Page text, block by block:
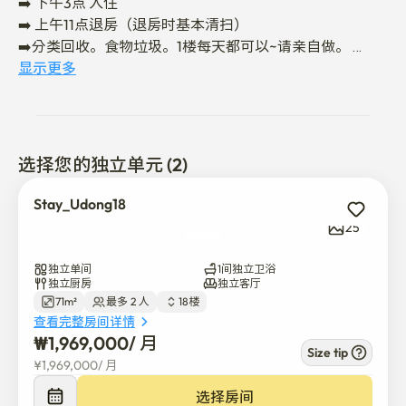
➡️ 上午11点退房（退房时基本清扫）
➡️分类回收。食物垃圾。1楼每天都可以~请亲自做。
✔️电梯所在的26层。1楼cu便利店。周边便利店很多
✔️欧利芙洋。大创等海洋城市内的便利设施步行5分钟以
内。
✔️步行到龟南路10分钟
✔️地铁2号线东柏站步行8分钟
✔️海洋城市内的美食店可在5分钟内完成
✔️走到海边的话，可以使用海边美食店
💕非常干净。可进行停车登记（请咨询）
💕大床。百货商店品牌60支棉被。枕头套
显示更多
选择您的独立单元 (2)
Stay_Udong18
25
独立单间
1间独立卫浴
独立厨房
独立客厅
71m²
最多 2 人 18楼
查看完整房间详情
₩1,969,000/ 月
¥1,969,000/ 月
Size tip
选择房间